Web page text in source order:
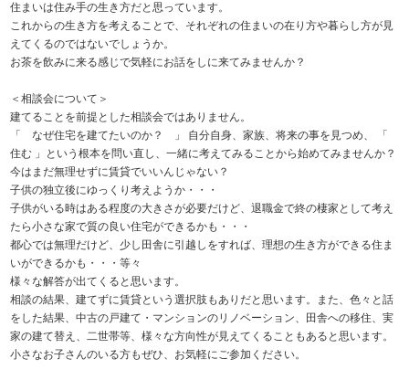
住まいは住み手の生き方だと思っています。
これからの生き方を考えることで、それぞれの住まいの在り方や暮らし方が見
えてくるのではないでしょうか。
お茶を飲みに来る感じで気軽にお話をしに来てみませんか？
＜相談会について＞
建てることを前提とした相談会ではありません。
「 なぜ住宅を建てたいのか？ 」 自分自身、家族、将来の事を見つめ、 「
住む 」という根本を問い直し、一緒に考えてみることから始めてみませんか？
今はまだ無理せずに賃貸でいいんじゃない？
子供の独立後にゆっくり考えようか・・・
子供がいる時はある程度の大きさが必要だけど、退職金で終の棲家として考え
たら小さな家で質の良い住宅ができるかも・・・
都心では無理だけど、少し田舎に引越しをすれば、理想の生き方ができる住ま
いができるかも・・・等々
様々な解答が出てくると思います。
相談の結果、建てずに賃貸という選択肢もありだと思います。また、色々と話
をした結果、中古の戸建て・マンションのリノベーション、田舎への移住、実
家の建て替え、二世帯等、様々な方向性が見えてくることもあると思います。
小さなお子さんのいる方もぜひ、お気軽にご参加ください。